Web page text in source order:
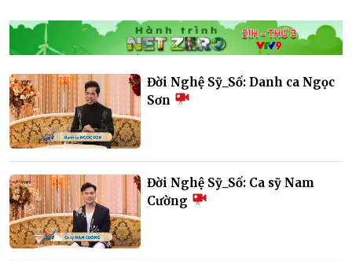
Đời Nghệ Sỹ_Số: Danh ca Ngọc
Sơn
Đời Nghệ Sỹ_Số: Ca sỹ Nam
Cường